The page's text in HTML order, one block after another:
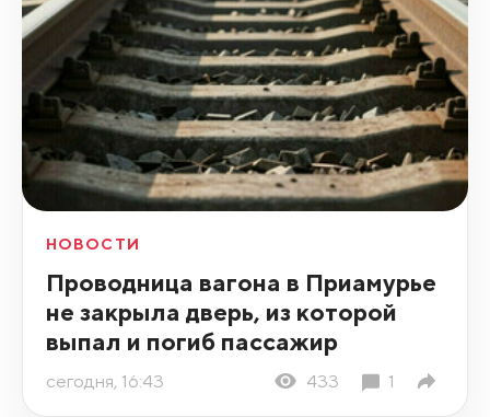
НОВОСТИ
Проводница вагона в Приамурье
не закрыла дверь, из которой
выпал и погиб пассажир
сегодня, 16:43 433 1